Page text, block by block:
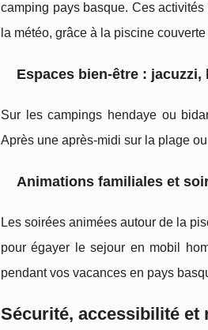
camping pays basque. Ces
la météo, grâce à la piscine
Espaces bien-être :
Sur les campings hendaye ou
Après une après-midi sur la plage
Animations familiales et
Les soirées animées autour de la
pour égayer le sejour en mobil
pendant vos vacances en pays
Sécurité, accessibilité et